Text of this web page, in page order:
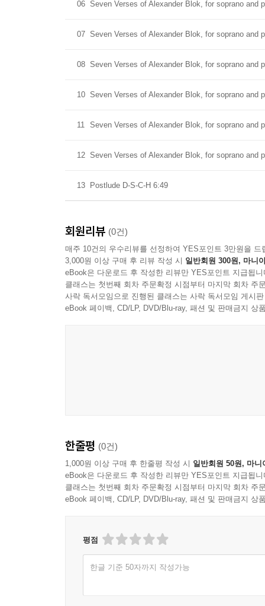
06 Seven Verses of Alexander Blok, for soprano and
07 Seven Verses of Alexander Blok, for soprano and
08 Seven Verses of Alexander Blok, for soprano and
10 Seven Verses of Alexander Blok, for soprano and
11 Seven Verses of Alexander Blok, for soprano
12 Seven Verses of Alexander Blok, for soprano
13 Postlude D-S-C-H 6:49
회원리뷰 (0건)
매주 10건의 우수리뷰를 선정하여 YES포인트 3만원을 드
3,000원 이상 구매 후 리뷰 작성 시 일반회원 300원, 마니
eBook은 다운로드 후 작성한 리뷰만 YES포인트 지급됩니
클래스는 첫번째 회차 주문확정 시점부터 마지막 회차 주
사락 독서모임으로 진행된 클래스는 사락 독서모임 게시
eBook 페이백, CD/LP, DVD/Blu-ray, 패션 및 판매금지 상
한줄평 (0건)
1,000원 이상 구매 후 한줄평 작성 시 일반회원 50원, 마니
eBook은 다운로드 후 작성한 리뷰만 YES포인트 지급됩니
클래스는 첫번째 회차 주문확정 시점부터 마지막 회차 주
eBook 페이백, CD/LP, DVD/Blu-ray, 패션 및 판매금지 상
평점
한글 기준 50자까지 작성가능